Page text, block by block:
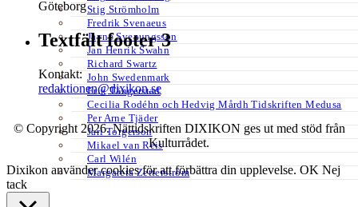
Stig Strömholm
Fredrik Svenaeus
Jayne Svenungsson
Jan Henrik Swahn
Richard Swartz
John Swedenmark
Erik Tängerstad
Cecilia Rodéhn och Hedvig Mårdh Tidskriften Medusa
Per Arne Tjäder
Jarl Torgerson
Mikael van Reis
Carl Wilén
Margareta Zetterström
Göteborg
Textfält footer 3
Kontakt:
redaktionen@dixikon.se
© Copyright 2026. Nättidskriften DIXIKON ges ut med stöd från
Kulturrådet.
Dixikon använder cookies för att förbättra din upplevelse.OK Nej
tack